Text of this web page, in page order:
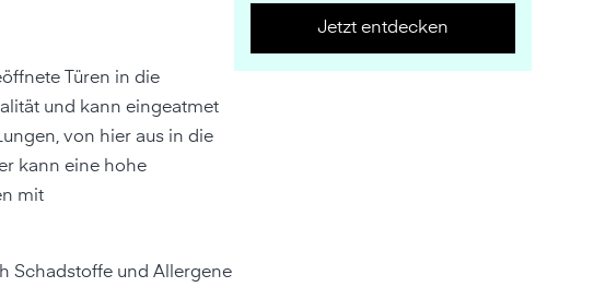
Türen in die
und kann eingeatmet
von hier aus in die
kann eine hohe
mit
Schadstoffe und Allergene
Jetzt entdecken